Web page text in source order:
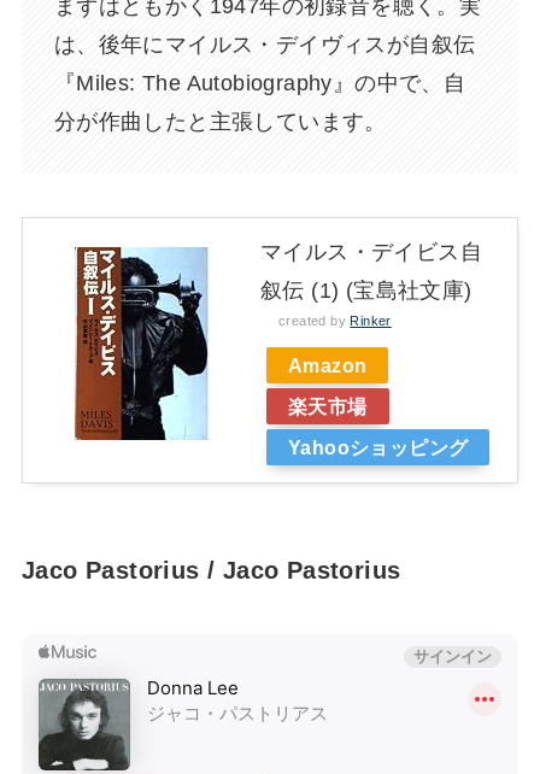
まずはともかく1947年の初録音を聴く。実
は、後年にマイルス・デイヴィスが自叙伝
『Miles: The Autobiography』の中で、自
分が作曲したと主張しています。
マイルス・デイビス自
叙伝 (1) (宝島社文庫)
created byRinker
Amazon
楽天市場
Yahooショッピング
Jaco Pastorius / Jaco Pastorius